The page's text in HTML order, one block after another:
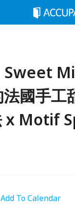
Sweet
國手工
x Motif
Add To Calendar